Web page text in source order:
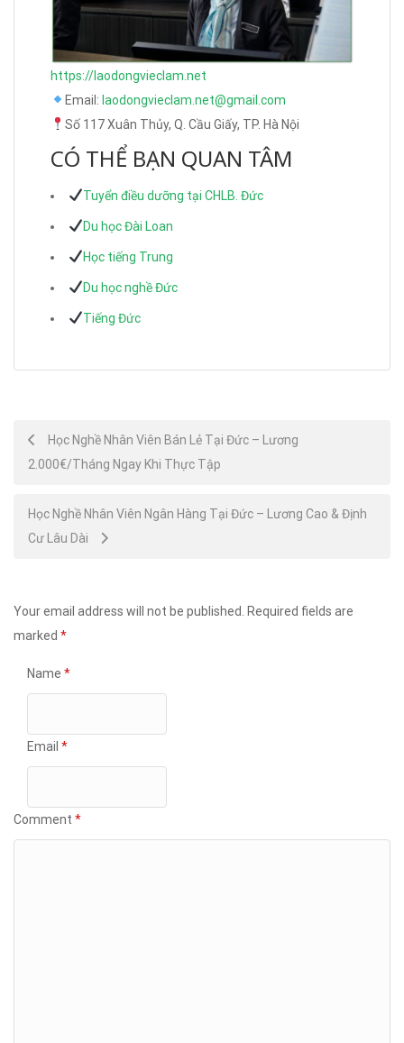
https://laodongvieclam.net
Email: laodongvieclam.net@gmail.com
Số 117 Xuân Thủy, Q. Cầu Giấy, TP. Hà Nội
CÓ THỂ BẠN QUAN TÂM
Tuyển điều dưỡng tại CHLB. Đức
Du học Đài Loan
Học tiếng Trung
Du học nghề Đức
Tiếng Đức
Post
navigation
Học Nghề Nhân Viên Bán Lẻ Tại Đức – Lương
2.000€/Tháng Ngay Khi Thực Tập
Học Nghề Nhân Viên Ngân Hàng Tại Đức – Lương Cao & Định
Cư Lâu Dài
Your email address will not be published.
Required fields are
marked *
Name *
Email *
Comment *